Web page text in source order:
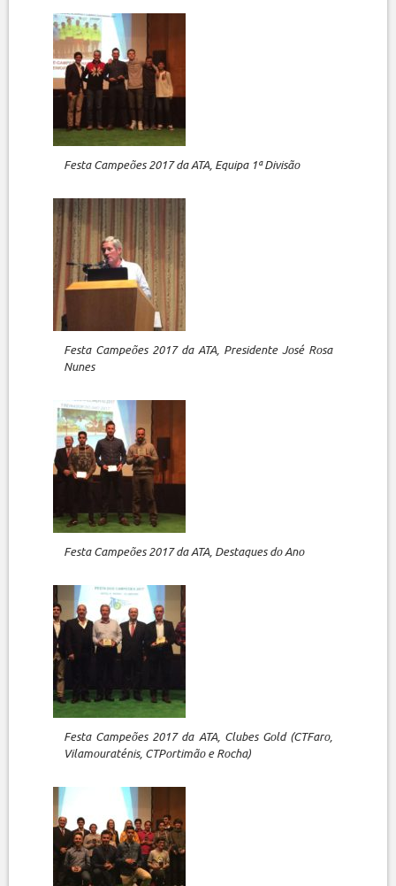
Festa Campeões 2017 da ATA, Equipa 1ª Divisão
Festa Campeões 2017 da ATA, Presidente José Rosa
Nunes
Festa Campeões 2017 da ATA, Destaques do Ano
Festa Campeões 2017 da ATA, Clubes Gold (CTFaro,
Vilamouraténis, CTPortimão e Rocha)